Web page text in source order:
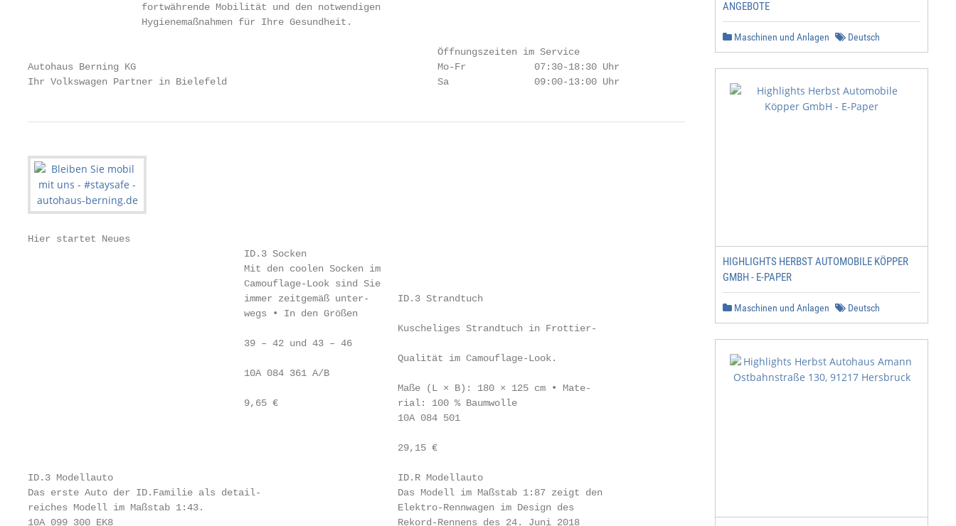
                    fortwährende Mobilität und den notwendigen
                    Hygienemaßnahmen für Ihre Gesundheit.
                                                                        Öffnungszeiten im Service
Autohaus Berning KG                                                     Mo-Fr            07:30-18:30 Uhr
Ihr Volkswagen Partner in Bielefeld                                     Sa               09:00-13:00 Uhr
Hier startet Neues
                                      ID.3 Socken
                                      Mit den coolen Socken im
                                      Camouflage-Look sind Sie
                                      immer zeitgemäß unter-     ID.3 Strandtuch
                                      wegs • In den Größen
                                                                 Kuscheliges Strandtuch in Frottier-
                                      39 – 42 und 43 – 46
                                                                 Qualität im Camouflage-Look.
                                      10A 084 361 A/B
                                                                 Maße (L × B): 180 × 125 cm • Mate-
                                      9,65 €                     rial: 100 % Baumwolle
                                                                 10A 084 501
                                                                 29,15 €
ID.3 Modellauto                                                  ID.R Modellauto
Das erste Auto der ID.Familie als detail-                        Das Modell im Maßstab 1:87 zeigt den
reiches Modell im Maßstab 1:43.                                  Elektro-Rennwagen im Design des
10A 099 300 EK8                                                  Rekord-Rennens des 24. Juni 2018
ANGEBOTE
Maschinen und Anlagen Deutsch
HIGHLIGHTS HERBST AUTOMOBILE KÖPPER
GMBH - E-PAPER
Maschinen und Anlagen Deutsch